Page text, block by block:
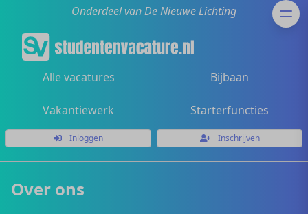
Onderdeel van De Nieuwe Lichting
Alle vacatures Bijbaan
Vakantiewerk Starterfuncties
Inloggen Inschrijven
Over ons